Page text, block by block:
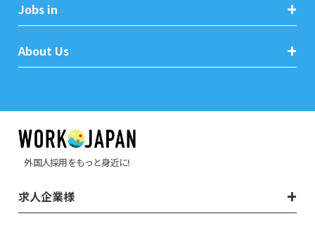
Jobs in
About Us
外国人採用をもっと身近に!
求人企業様